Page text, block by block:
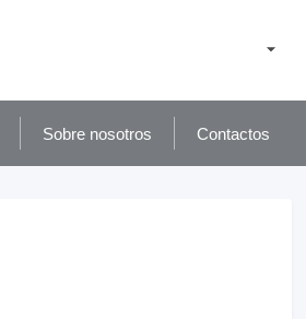
Sobre nosotros Contactos